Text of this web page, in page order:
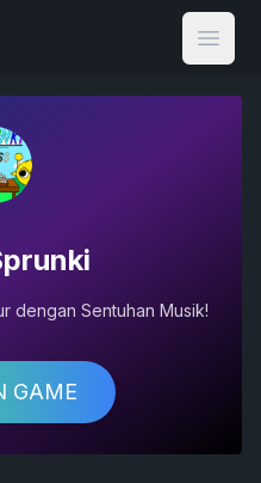
Open
dengan Sentuhan Musik!
GAME